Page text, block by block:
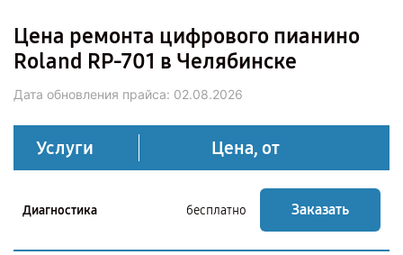
Цена ремонта цифрового пианино
Roland RP-701 в Челябинске
Дата обновления прайса: 02.08.2026
Услуги Цена, от
Диагностика бесплатно Заказать